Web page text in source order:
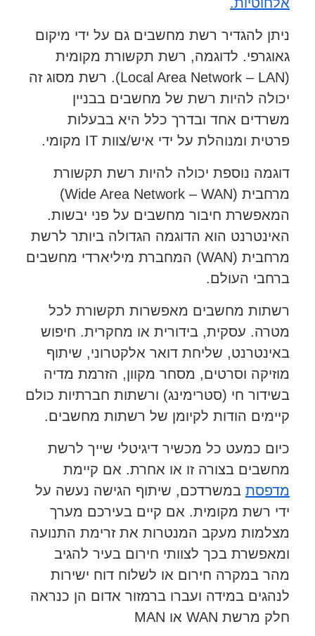
ניתן להגדיר רשת מחשבים גם על ידי מיקום
גאוגרפי. לדוגמה, רשת תקשורת מקומית
(Local Area Network – LAN). רשת מסוג זה
יכולה להיות רשת של מחשבים בבניין
משרדים אחד ובדרך כלל היא בבעלות
פרטית ומנוהלת על ידי איש/צוות IT מקומי.
דוגמה נוספת יכולה להיות רשת תקשורת
מרחבית (Wide Area Network – WAN)
המאפשרת חיבור מחשבים על פני יבשות.
האינטרנט הוא הדוגמה הגדולה ביותר לרשת
מרחבית (WAN) המחברת מיליארדי מחשבים
ברחבי העולם.
רשתות מחשבים מאפשרות תקשורת לכל
מטרה. עסקית, בידורית או מחקרית. חיפוש
באינטרנט, שליחת דואר אלקטרוני, שיתוף
מוזיקה וסרטים, מסחר מקוון, הזרמת מדיה
בשידור חי (סטרימינג) ורשתות חברתיות כולם
קיימים הודות לקיומן של רשתות מחשבים.
כיום כמעט כל מכשיר דיגיטלי שייך לרשת
מחשבים בצורה זו או אחרת. אם קיימת
מדפסת במשרדכם, שיתוף הגישה נעשה על
ידי רשת מקומית. אם קיים בעירכם מערך
מצלמות מעקב המנטרות את זרימת התנועה
ומאפשרת בכך לצוותי חירום בעיר להגיב
מהר במקרה חירום או לשלוח דוח ישירות
לנהגים במידה ועברו ברמזור אדום הן כנראה
חלק מרשת WAN או MAN